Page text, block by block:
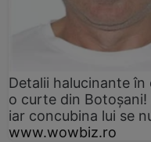
Detalii halucinante
o curte din
iar concubina lui se
www.wowbiz.ro